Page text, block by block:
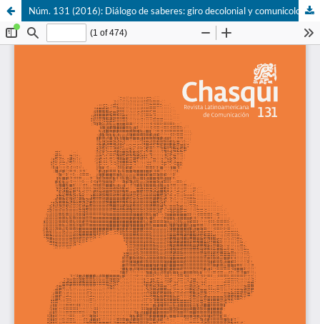
Núm. 131 (2016): Diálogo de saberes: giro decolonial y comunicología latinoamericana